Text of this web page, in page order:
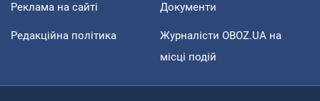
Реклама на сайті Документи
Редакційна політика
Журналісти OBOZ.UA на
місці подій